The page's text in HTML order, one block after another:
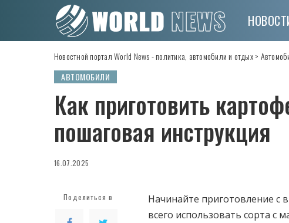
Новостной портал World News - политика, автомобили и отдых>
АВТОМОБИЛИ
Как приготовить
пошаговая инструкция
16.07.2025
Поделиться в
Начинайте приготовление с
всего использовать сорта с